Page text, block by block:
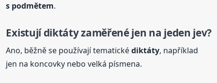
s podmětem.
Existujídiktátyzaměřené jen na jeden jev?
Ano, běžně se používají tematickédiktáty, například
jen na koncovky nebo velká písmena.